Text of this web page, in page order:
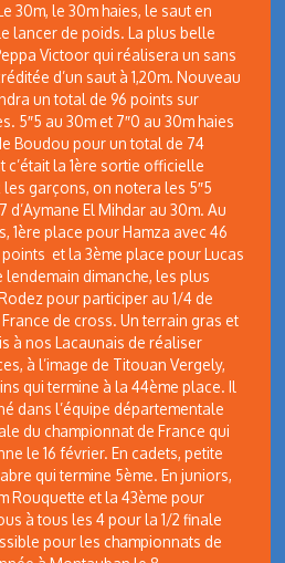
30m, le 30m haies, le saut en
lancer de poids. La plus belle
Victoor qui réalisera un sans
d’un saut à 1,20m. Nouveau
un total de 96 points sur
5″5 au 30m et 7″0 au 30m haies
Boudou pour un total de 74
la 1ère sortie officielle
garçons, on notera les 5″5
d’Aymane El Mihdar au 30m. Au
1ère place pour Hamza avec 46
points et la 3ème place pour Lucas
lendemain dimanche, les plus
pour participer au 1/4 de
de cross. Un terrain gras et
à nos Lacaunais de réaliser
à l’image de Titouan Vergely,
qui termine à la 44ème place. Il
dans l’équipe départementale
du championnat de France qui
le 16 février. En cadets, petite
qui termine 5ème. En juniors,
Rouquette et la 43ème pour
à tous les 4 pour la 1/2 finale
pour les championnats de